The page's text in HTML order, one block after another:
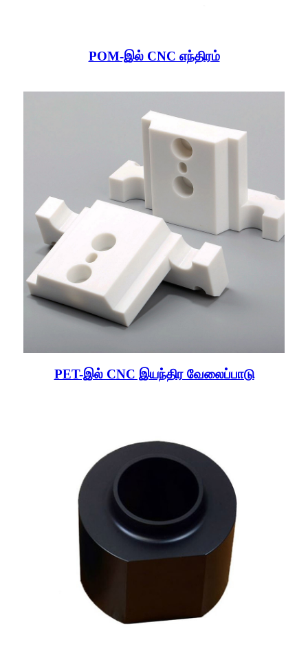
POM-இல் CNC எந்திரம்
PET-இல் CNC இயந்திர வேலைப்பாடு